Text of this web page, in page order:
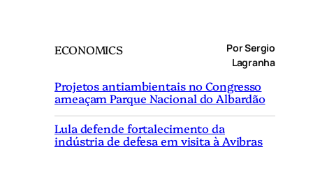
ECONOMICS
Por Sergio
Lagranha
Projetos antiambientais no Congresso
ameaçam Parque Nacional do Albardão
Lula defende fortalecimento da
indústria de defesa em visita à Avibras